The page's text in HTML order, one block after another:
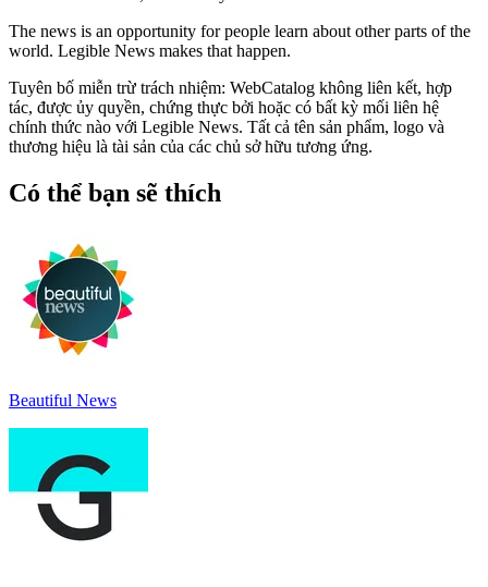
The news is an opportunity for people learn about other parts of the
world. Legible News makes that happen.
Tuyên bố miễn trừ trách nhiệm: WebCatalog không liên kết, hợp
tác, được ủy quyền, chứng thực bởi hoặc có bất kỳ mối liên hệ
chính thức nào với Legible News. Tất cả tên sản phẩm, logo và
thương hiệu là tài sản của các chủ sở hữu tương ứng.
Có thể bạn sẽ thích
Beautiful News